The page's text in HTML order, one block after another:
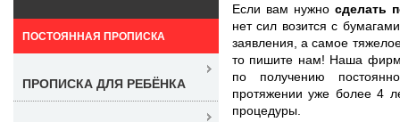
Если вам нужно сделать
нет сил возится с
заявления, а самое
то пишите нам! Наша
по получению
протяжении уже более 4
процедуры.
ПОСТОЯННАЯ ПРОПИСКА
ПРОПИСКА ДЛЯ РЕБЁНКА